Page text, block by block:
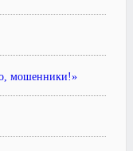
мошенники!»